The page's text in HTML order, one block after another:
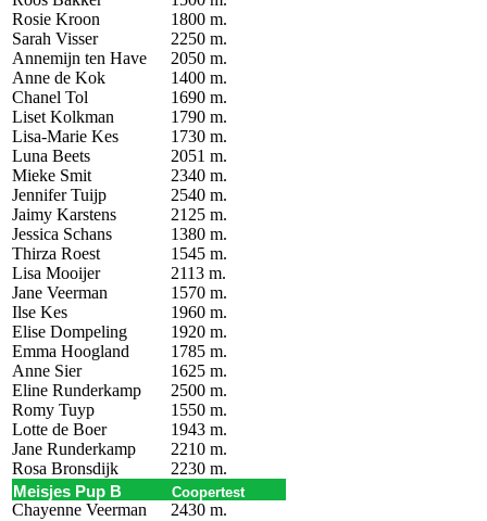
Rosie Kroon
1800 m.
Sarah Visser
2250 m.
Annemijn ten Have
2050 m.
Anne de Kok
1400 m.
Chanel Tol
1690 m.
Liset Kolkman
1790 m.
Lisa-Marie Kes
1730 m.
Luna Beets
2051 m.
Mieke Smit
2340 m.
Jennifer Tuijp
2540 m.
Jaimy Karstens
2125 m.
Jessica Schans
1380 m.
Thirza Roest
1545 m.
Lisa Mooijer
2113 m.
Jane Veerman
1570 m.
Ilse Kes
1960 m.
Elise Dompeling
1920 m.
Emma Hoogland
1785 m.
Anne Sier
1625 m.
Eline Runderkamp
2500 m.
Romy Tuyp
1550 m.
Lotte de Boer
1943 m.
Jane Runderkamp
2210 m.
Rosa Bronsdijk
2230 m.
Meisjes Pup B Coopertest
Chayenne Veerman
2430 m.